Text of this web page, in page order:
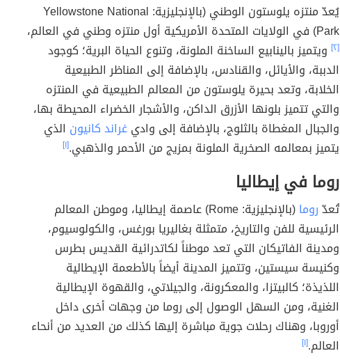
يُعدّ منتزه يلوستون الوطني (بالإنجليزية: Yellowstone National
Park) في الولايات المتحدة الأمريكية أول منتزه وطني في العالم،
[٢]
ويتميز بالينابيع الساخنة الملونة، وتنوع الحياة البرية؛ كوجود
الدببة، والأيائل، والقنادس، بالإضافة إلى المناظر الطبيعية
الخلابة، وتعد بحيرة يلوستون من المعالم الطبيعية في المنتزه
والتي تتميز بلونها الأزرق الداكن، والأشجار الخضراء المحيطة بها،
والجبال المغطاة بالثلوج، بالإضافة إلى واديغراند كانيون الذي
يتميز بمعالمه الصخرية الملونة بمزيج من الأحمر والذهبي.[١]
روما في إيطاليا
تُعدّروما
(بالإنجليزية: Rome) عاصمة إيطاليا، وموطن المعالم
الرئيسية للفن والتاريخ، متمثلة بغاليريا بورغس، والكولوسيوم،
ومدينة الفاتيكان التي تعد موطناً لكاتدرائية القديس بطرس
وكنيسة سيستين، وتتميز المدينة أيضاً بالأطعمة الإيطالية
اللذيذة؛ كالبيتزا، والمعكرونة، والجيلاتي، والقهوة الإيطالية
الغنية، ومن السهل الوصول إلى روما من وجهات أخرى داخل
أوروبا، وهناك رحلات جوية مباشرة إليها كذلك من العديد من أنحاء
العالم.[١]